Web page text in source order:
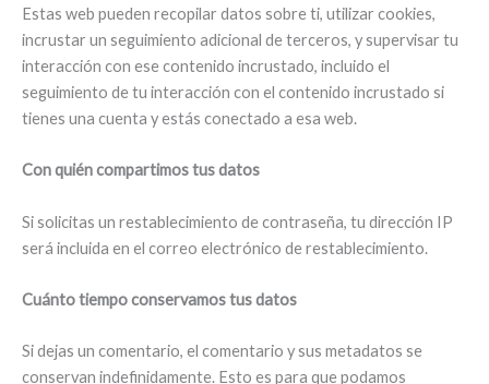
Estas web pueden recopilar datos sobre ti, utilizar cookies,
incrustar un seguimiento adicional de terceros, y supervisar tu
interacción con ese contenido incrustado, incluido el
seguimiento de tu interacción con el contenido incrustado si
tienes una cuenta y estás conectado a esa web.
Con quién compartimos tus datos
Si solicitas un restablecimiento de contraseña, tu dirección IP
será incluida en el correo electrónico de restablecimiento.
Cuánto tiempo conservamos tus datos
Si dejas un comentario, el comentario y sus metadatos se
conservan indefinidamente. Esto es para que podamos